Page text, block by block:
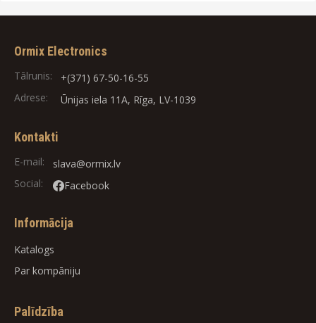
Ormix Electronics
Tālrunis:
+(371) 67-50-16-55
Adrese:
Ūnijas iela 11A, Rīga, LV-1039
Kontakti
E-mail:
slava@ormix.lv
Social:
Facebook
Informācija
Katalogs
Par kompāniju
Palīdzība